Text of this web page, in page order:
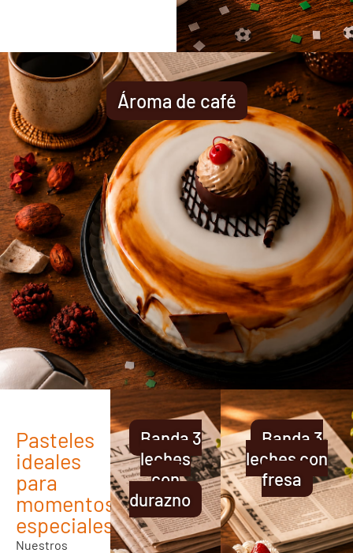
Ároma de café
Pasteles
ideales
para
momentos
especiales
Nuestros
Banda 3
leches
con
durazno
Banda 3
leches con
fresa